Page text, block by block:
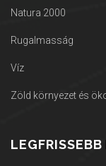
Natura 2000
Rugalmasság
Víz
Zöld környezet és
LEGFRISSEBB